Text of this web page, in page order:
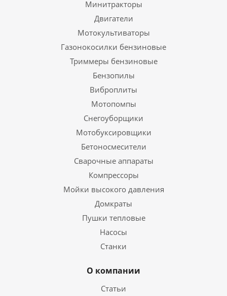
Минитракторы
Двигатели
Мотокультиваторы
Газонокосилки бензиновые
Триммеры бензиновые
Бензопилы
Виброплиты
Мотопомпы
Снегоуборщики
Мотобуксировщики
Бетоносмесители
Сварочные аппараты
Компрессоры
Мойки высокого давления
Домкраты
Пушки тепловые
Насосы
Станки
О компании
Статьи